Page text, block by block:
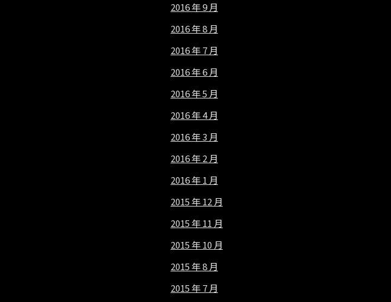
2016 年 9 月
2016 年 8 月
2016 年 7 月
2016 年 6 月
2016 年 5 月
2016 年 4 月
2016 年 3 月
2016 年 2 月
2016 年 1 月
2015 年 12 月
2015 年 11 月
2015 年 10 月
2015 年 8 月
2015 年 7 月